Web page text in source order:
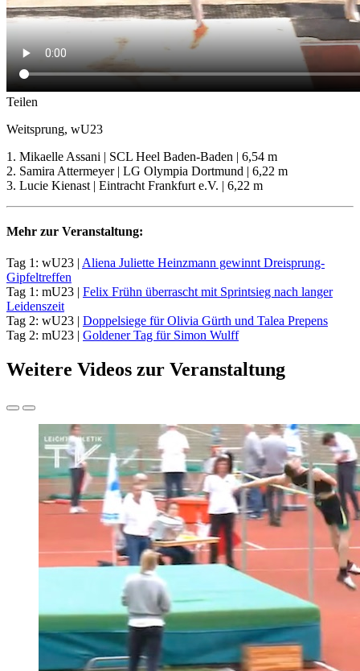
Teilen
Weitsprung, wU23
1. Mikaelle Assani | SCL Heel Baden-Baden | 6,54 m
2. Samira Attermeyer | LG Olympia Dortmund | 6,22 m
3. Lucie Kienast | Eintracht Frankfurt e.V. | 6,22 m
Mehr zur Veranstaltung:
Tag 1: wU23 | Aliena Juliette Heinzmann gewinnt Dreisprung-
Gipfeltreffen
Tag 1: mU23 | Felix Frühn überrascht mit Sprintsieg nach langer
Leidenszeit
Tag 2: wU23 | Doppelsiege für Olivia Gürth und Talea Prepens
Tag 2: mU23 | Goldener Tag für Simon Wulff
Weitere Videos zur Veranstaltung